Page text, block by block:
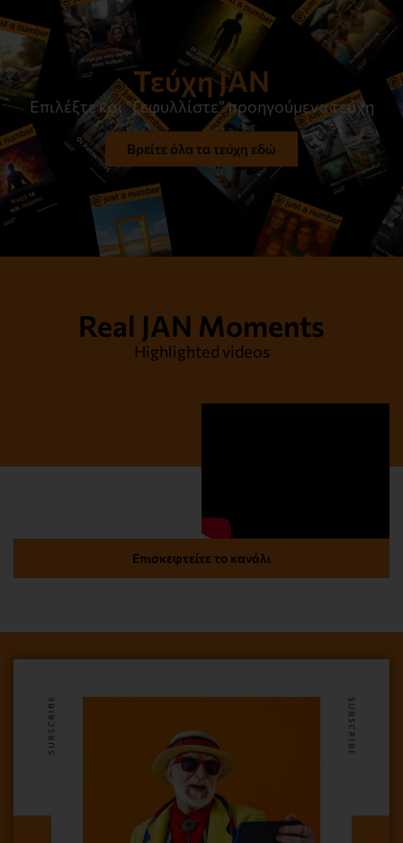
Τεύχη JAN
Επιλέξτε και “ξεφυλλίστε” προηγούμενα τεύχη
Βρείτε όλα τα τεύχη εδώ
Real JAN Moments
Highlighted videos
Επισκεφτείτε το κανάλι